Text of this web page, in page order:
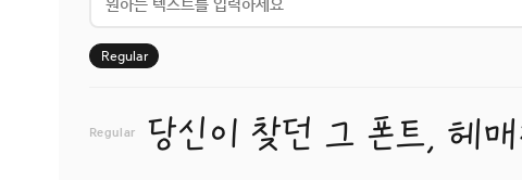
Regular
Regular 당신이 찾던 그 폰트, 헤